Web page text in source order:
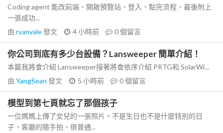
Coding agent 能改前端、開啟預覽站、登入、點完流程，最後附上
一張成功...
由 ryanvale發文 4 小時前 0個留言
你公司到底有多少台設備？Lansweeper 簡單介紹！
本篇我將會介紹 Lansweeper接著將會依序介紹 PRTG和 SolarWi...
由 YangSean 發文 5 小時前 0個留言
模型到第七頁就忘了那個孩子
一位媽媽上傳了女兒的一張照片。不是生日也不是什麼特別的日
子，客廳的隨手拍，很普通...